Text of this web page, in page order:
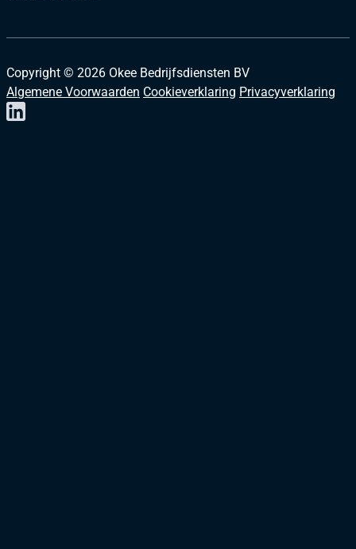
Copyright © 2026 Okee Bedrijfsdiensten BV
Algemene Voorwaarden Cookieverklaring Privacyverklaring